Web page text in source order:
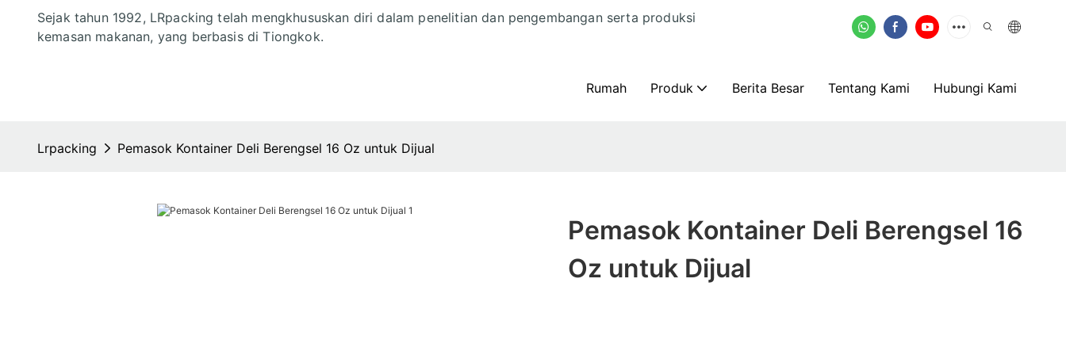
Sejak tahun 1992, LRpacking telah mengkhususkan diri dalam penelitian dan pengembangan serta produksi
kemasan makanan, yang berbasis di Tiongkok.
Rumah Produk Berita Besar Tentang Kami Hubungi Kami
Lrpacking Pemasok Kontainer Deli Berengsel 16 Oz untuk Dijual
Pemasok Kontainer Deli Berengsel 16
Oz untuk Dijual